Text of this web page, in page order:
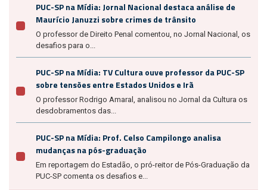
PUC-SP na Mídia: Jornal Nacional destaca análise de
Maurício Januzzi sobre crimes de trânsito
O professor de Direito Penal comentou, no Jornal Nacional, os
desafios para o...
PUC-SP na Mídia: TV Cultura ouve professor da PUC-SP
sobre tensões entre Estados Unidos e Irã
O professor Rodrigo Amaral, analisou no Jornal da Cultura os
desdobramentos das...
PUC-SP na Mídia: Prof. Celso Campilongo analisa
mudanças na pós-graduação
Em reportagem do Estadão, o pró-reitor de Pós-Graduação da
PUC-SP comenta os desafios e...